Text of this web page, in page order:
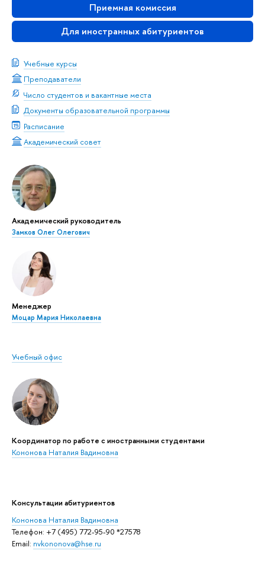
Приемная комиссия
Для иностранных абитуриентов
Учебные курсы
Преподаватели
Число студентов и вакантные места
Документы образовательной программы
Расписание
Академический совет
Академический руководитель
Замков Олег Олегович
Менеджер
Моцар Мария Николаевна
Учебный офис
Координатор по работе с иностранными студентами
Кононова Наталия Вадимовна
Консультации абитуриентов
Кононова Наталия Вадимовна
Телефон: +7 (495) 772-95-90 *27578
Email: nvkononova@hse.ru